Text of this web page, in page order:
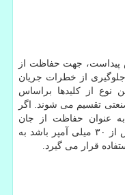
پیداست، جهت حفاظت از
از خطرات جریان
نوع از کلیدها براساس
تقسیم می شوند. اگر
آمپر باشد به عنوان حفاظت از جان
استفاده می شود و اگر حساسیت آن بیش از ۳۰ میلی آمپر باشد به
قرار می گیرد.